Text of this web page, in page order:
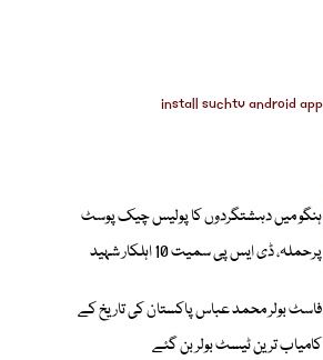
ہنگو میں دہشتگردوں کا پولیس چیک پوسٹ
پرحملہ، ڈی ایس پی سمیت 10 اہلکار شہید
فاسٹ بولر محمد عباس پاکستان کی تاریخ کے
کامیاب ترین ٹیسٹ بولر بن گئے